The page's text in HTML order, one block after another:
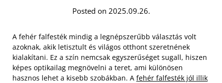
Posted on 2025.09.26.
A fehér falfesték mindig a legnépszerűbb választás volt
azoknak, akik letisztult és világos otthont szeretnének
kialakítani. Ez a szín nemcsak egyszerűséget sugall, hiszen
képes optikailag megnövelni a teret, ami különösen
hasznos lehet a kisebb szobákban. A fehér falfesték jól illik